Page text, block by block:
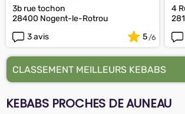
3b rue tochon
28400 Nogent-le-Rotrou
3 avis
5
4
CLASSEMENT MEILLEURS KEBABS
KEBABS PROCHES DE AUNEAU